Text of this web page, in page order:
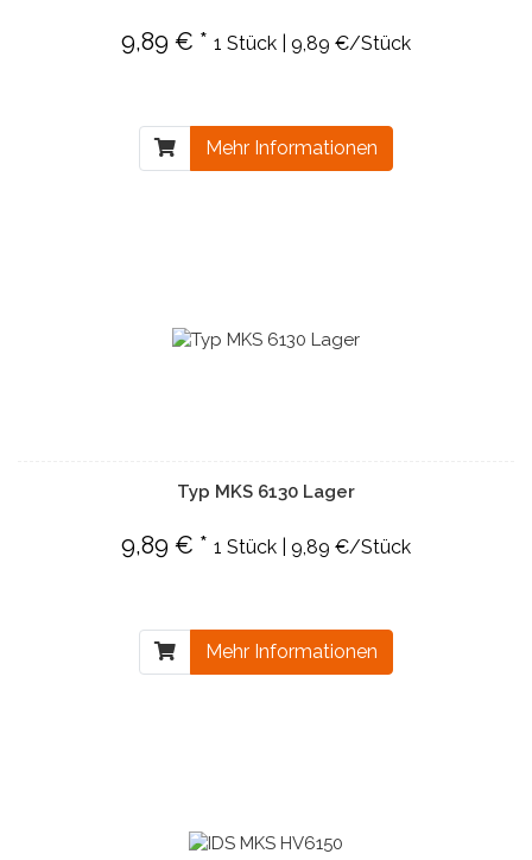
9,89 € * 1 Stück | 9,89 €/Stück
Mehr Informationen
Typ MKS 6130 Lager
9,89 € * 1 Stück | 9,89 €/Stück
Mehr Informationen